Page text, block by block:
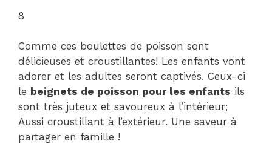
8
Comme ces boulettes de poisson sont
délicieuses et croustillantes! Les enfants vont
adorer et les adultes seront captivés. Ceux-ci
le beignets de poisson pour les enfants ils
sont très juteux et savoureux à l’intérieur;
Aussi croustillant à l’extérieur. Une saveur à
partager en famille !